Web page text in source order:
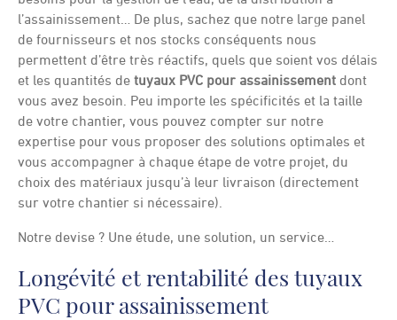
l’assainissement… De plus, sachez que notre large panel
de fournisseurs et nos stocks conséquents nous
permettent d’être très réactifs, quels que soient vos délais
et les quantités de tuyaux PVC pour assainissement dont
vous avez besoin. Peu importe les spécificités et la taille
de votre chantier, vous pouvez compter sur notre
expertise pour vous proposer des solutions optimales et
vous accompagner à chaque étape de votre projet, du
choix des matériaux jusqu’à leur livraison (directement
sur votre chantier si nécessaire).
Notre devise ? Une étude, une solution, un service…
Longévité et rentabilité des tuyaux
PVC pour assainissement